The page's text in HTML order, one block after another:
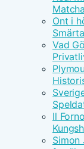
Ont i
Vad
Il
Simon